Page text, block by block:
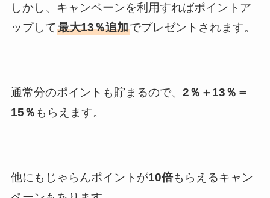
しかし、キャンペーンを利用すればポイントア
ップして最大13％追加でプレゼントされます。
通常分のポイントも貯まるので、 2％＋13％＝
15％ もらえます。
他にもじゃらんポイントが10倍もらえるキャン